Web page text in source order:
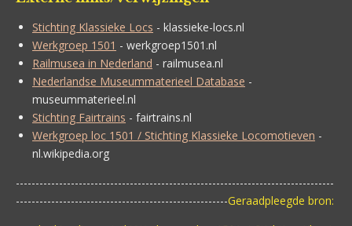
Stichting Klassieke Locs - klassieke-locs.nl
Werkgroep 1501 - werkgroep1501.nl
Railmusea in Nederland - railmusea.nl
Nederlandse Museummaterieel Database -
museummaterieel.nl
Stichting Fairtrains - fairtrains.nl
Werkgroep loc 1501 / Stichting Klassieke Locomotieven -
nl.wikipedia.org
---------------------------------------------------------------------------------
------------------------------------------------------Geraadpleegde bron: